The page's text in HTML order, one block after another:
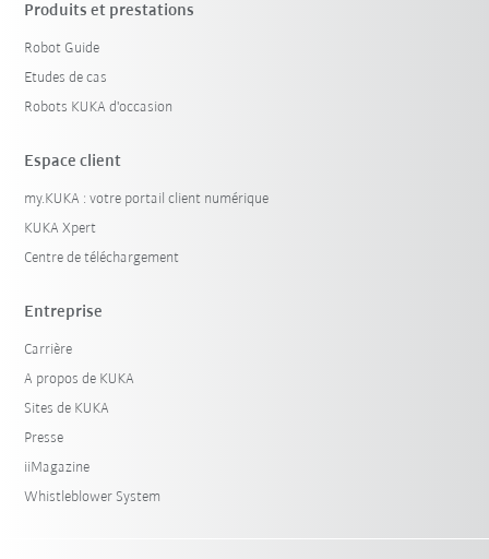
Produits et prestations
Robot Guide
Etudes de cas
Robots KUKA d'occasion
Espace client
my.KUKA : votre portail client numérique
KUKA Xpert
Centre de téléchargement
Entreprise
Carrière
A propos de KUKA
Sites de KUKA
Presse
iiMagazine
Whistleblower System